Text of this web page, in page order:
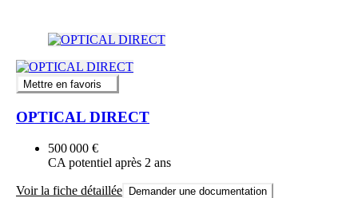
Mettre en favoris
OPTICAL DIRECT
500 000 €
CA potentiel après 2 ans
Voir la fiche détaillée Demander une documentation